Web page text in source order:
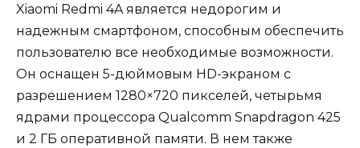
Xiaomi Redmi 4A является недорогим и
надежным смартфоном, способным обеспечить
пользователю все необходимые возможности.
Он оснащен 5-дюймовым HD-экраном с
разрешением 1280×720 пикселей, четырьмя
ядрами процессора Qualcomm Snapdragon 425
и 2 ГБ оперативной памяти. В нем также